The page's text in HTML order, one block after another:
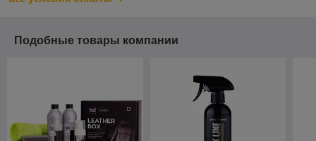
Подобные товары компании